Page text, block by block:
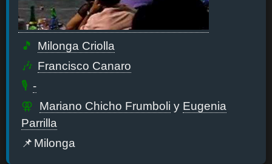
Milonga Criolla
Francisco Canaro
-
Mariano Chicho Frumboli y Eugenia
Parrilla
Milonga